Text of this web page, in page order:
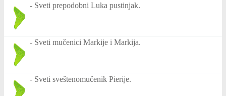
- Sveti prepodobni Luka pustinjak.
- Sveti mučenici Markije i Markija.
- Sveti sveštenomučenik Pierije.